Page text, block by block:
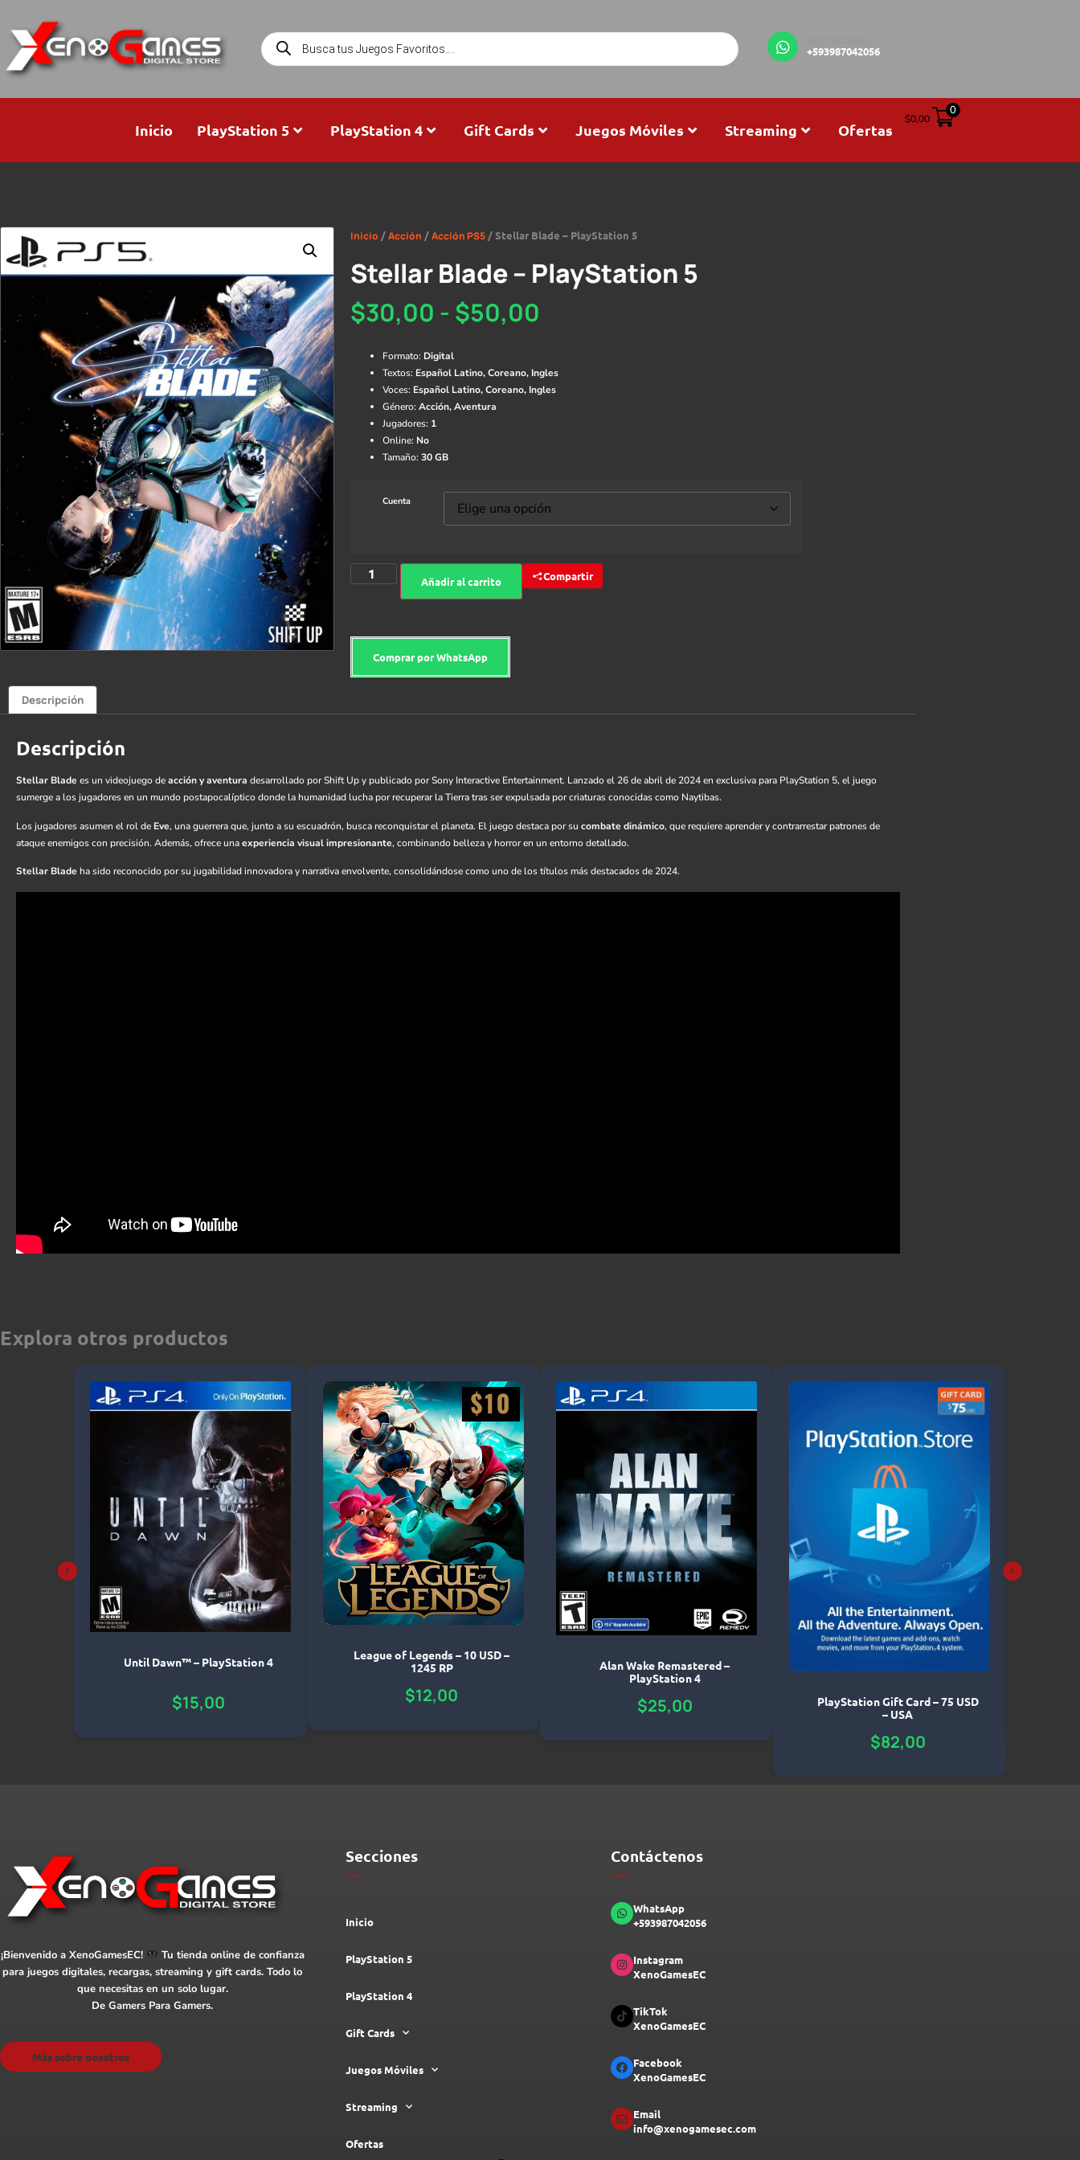
+593987042056
Inicio PlayStation 5 PlayStation 4 Gift Cards Juegos Móviles Streaming Ofertas
$0,00
0
Inicio /Acción /Acción PS5/ Stellar Blade – PlayStation 5
Stellar Blade – PlayStation 5
$30,00 - $50,00
Formato: Digital
Textos: Español Latino, Coreano, Ingles
Voces: Español Latino, Coreano, Ingles
Género: Acción, Aventura
Jugadores: 1
Online: No
Tamaño: 30 GB
Cuenta
Añadir al carrito Compartir
Comprar por WhatsApp
Descripción
Descripción
Stellar Blade es un videojuego deacción y aventura desarrollado por Shift Up y publicado por Sony Interactive Entertainment. Lanzado el 26 de abril de 2024 en exclusiva para PlayStation 5, el juego
sumerge a los jugadores en un mundo postapocalíptico donde la humanidad lucha por recuperar la Tierra tras ser expulsada por criaturas conocidas como Naytibas.
Los jugadores asumen el rol de Eve, una guerrera que, junto a su escuadrón, busca reconquistar el planeta. El juego destaca por su combate dinámico, que requiere aprender y contrarrestar patrones de
ataque enemigos con precisión. Además, ofrece unaexperiencia visual impresionante, combinando belleza y horror en un entorno detallado.
Stellar Blade ha sido reconocido por su jugabilidad innovadora y narrativa envolvente, consolidándose como uno de los títulos más destacados de 2024.
Explora otros productos
Until Dawn™ – PlayStation 4
$15,00
League of Legends – 10 USD –
1245 RP
$12,00
Alan Wake Remastered –
PlayStation 4
$25,00
PlayStation Gift Card – 75 USD
– USA
$82,00
¡Bienvenido a XenoGamesEC!
Tu tienda online de confianza
para juegos digitales, recargas, streaming y gift cards. Todo lo
que necesitas en un solo lugar.
De Gamers Para Gamers.
Más sobre nosotros
Secciones
Inicio
PlayStation 5
PlayStation 4
Gift Cards
Juegos Móviles
Streaming
Ofertas
Contáctenos
WhatsApp
+593987042056
Instagram
XenoGamesEC
TikTok
XenoGamesEC
Facebook
XenoGamesEC
Email
info@xenogamesec.com